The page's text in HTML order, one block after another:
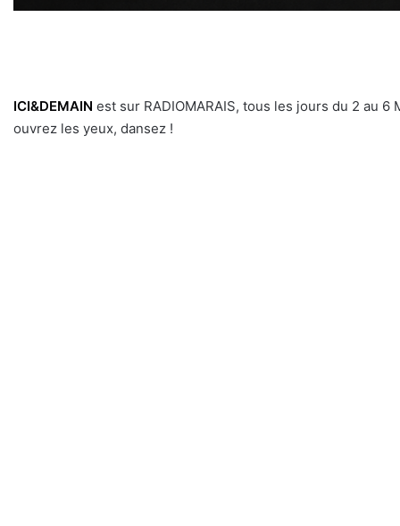
ICI&DEMAIN est sur RADIOMARAIS, tous les jours du 2 au
ouvrez les yeux, dansez !